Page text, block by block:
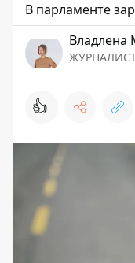
В парламенте
Владлена
👍